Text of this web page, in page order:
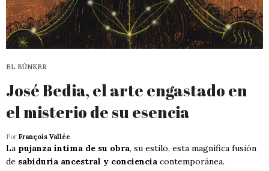
EL BÚNKER
José Bedia, el arte engastado en
el misterio de su esencia
Por François Vallée
La pujanza íntima de su obra, su estilo, esta magnífica fusión
de sabiduría ancestral y conciencia contemporánea.